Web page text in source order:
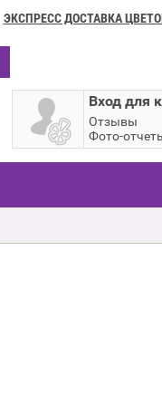
ЭКСПРЕСС ДОСТАВКА
Вход для
Отзывы
Фото-